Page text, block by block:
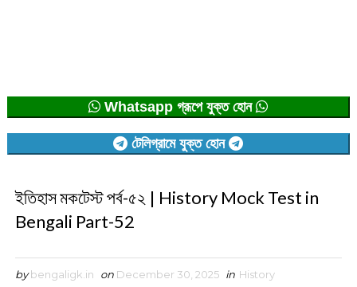
Whatsapp গ্রূপে যুক্ত হোন
টেলিগ্রামে যুক্ত হোন
ইতিহাস মকটেস্ট পর্ব-৫২ | History Mock Test in
Bengali Part-52
by bengaligk.in on December 30, 2025 in History